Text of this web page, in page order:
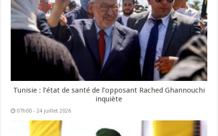
Tunisie : l’état de santé de l’opposant Rached Ghannouchi
inquiète
07h00 - 24 juillet 2026